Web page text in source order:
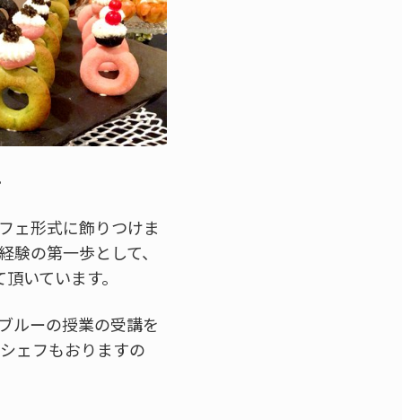
ェ形式に飾りつけま
の第一歩として、
いています。
ルーの授業の受講を
ェフもおりますの